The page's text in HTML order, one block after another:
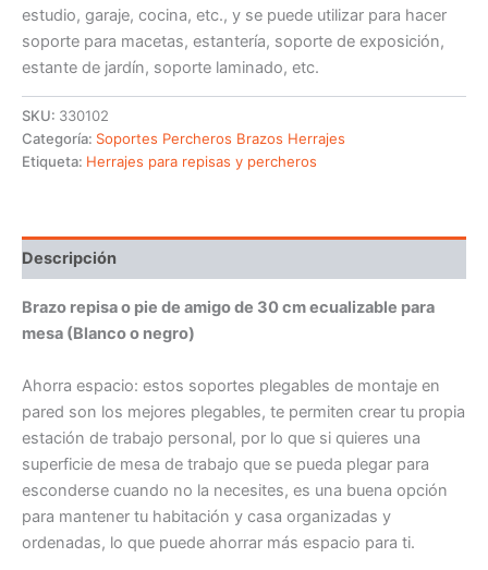
estudio, garaje, cocina, etc., y se puede utilizar para hacer
soporte para macetas, estantería, soporte de exposición,
estante de jardín, soporte laminado, etc.
SKU: 330102
Categoría: Soportes Percheros Brazos Herrajes
Etiqueta: Herrajes para repisas y percheros
Descripción
Brazo repisa o pie de amigo de 30 cm ecualizable para
mesa (Blanco o negro)
Ahorra espacio: estos soportes plegables de montaje en
pared son los mejores plegables, te permiten crear tu propia
estación de trabajo personal, por lo que si quieres una
superficie de mesa de trabajo que se pueda plegar para
esconderse cuando no la necesites, es una buena opción
para mantener tu habitación y casa organizadas y
ordenadas, lo que puede ahorrar más espacio para ti.